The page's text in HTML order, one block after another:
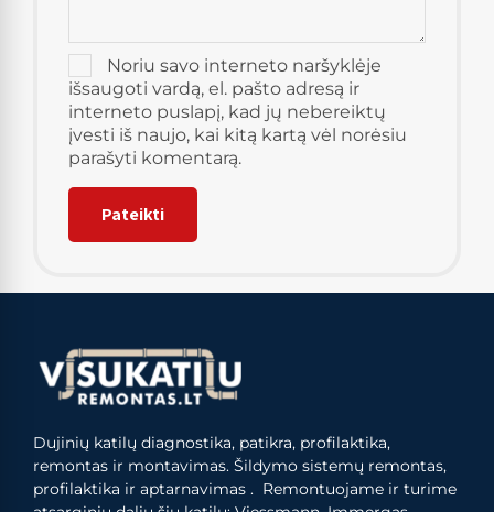
Noriu savo interneto naršyklėje
išsaugoti vardą, el. pašto adresą ir
interneto puslapį, kad jų nebereiktų
įvesti iš naujo, kai kitą kartą vėl norėsiu
parašyti komentarą.
Dujinių katilų diagnostika, patikra, profilaktika,
remontas ir montavimas. Šildymo sistemų remontas,
profilaktika ir aptarnavimas . Remontuojame ir turime